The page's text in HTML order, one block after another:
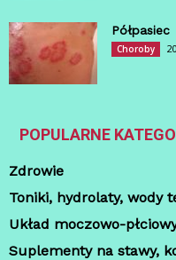
Półpasiec
Choroby
POPULARNE
Zdrowie
Toniki, hydrolaty, wody
Układ moczowo-
Suplementy na stawy,